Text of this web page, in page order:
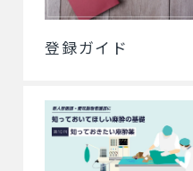
登録ガイド